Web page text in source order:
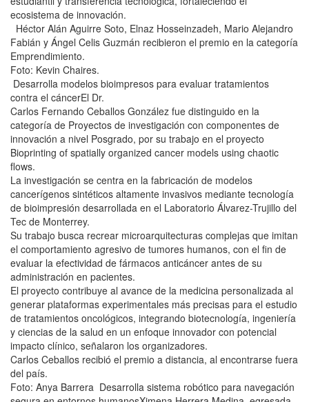
ecosistema de innovación.
Héctor Alán Aguirre Soto, Elnaz Hosseinzadeh, Mario Alejandro
Fabián y Ángel Celis Guzmán recibieron el premio en la categoría
Emprendimiento.
Foto: Kevin Chaires.
Desarrolla modelos bioimpresos para evaluar tratamientos
contra el cáncerEl Dr.
Carlos Fernando Ceballos González fue distinguido en la
categoría de Proyectos de investigación con componentes de
innovación a nivel Posgrado, por su trabajo en el proyecto
Bioprinting of spatially organized cancer models using chaotic
flows.
La investigación se centra en la fabricación de modelos
cancerígenos sintéticos altamente invasivos mediante tecnología
de bioimpresión desarrollada en el Laboratorio Álvarez-Trujillo del
Tec de Monterrey.
Su trabajo busca recrear microarquitecturas complejas que imitan
el comportamiento agresivo de tumores humanos, con el fin de
evaluar la efectividad de fármacos anticáncer antes de su
administración en pacientes.
El proyecto contribuye al avance de la medicina personalizada al
generar plataformas experimentales más precisas para el estudio
de tratamientos oncológicos, integrando biotecnología, ingeniería
y ciencias de la salud en un enfoque innovador con potencial
impacto clínico, señalaron los organizadores.
Carlos Ceballos recibió el premio a distancia, al encontrarse fuera
del país.
Foto: Anya Barrera Desarrolla sistema robótico para navegación